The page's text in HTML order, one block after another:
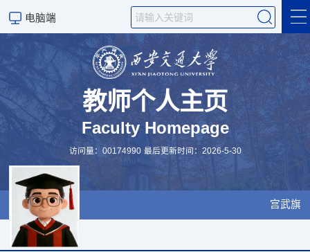
电脑端
宫武旗主页
教学
科学研究
科研团队及硕博招生计划
教师个人主页
Faculty Homepage
访问量：00174990 最后更新时间：2026-5-30
宫武旗